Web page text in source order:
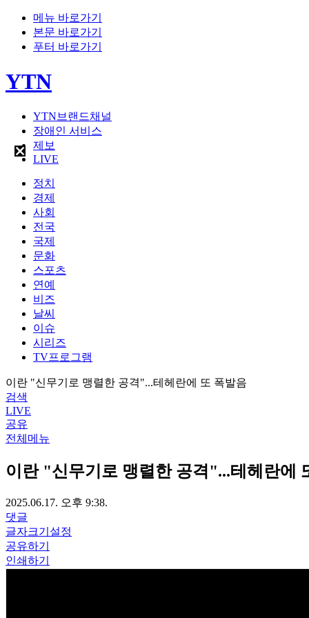
메뉴 바로가기
본문 바로가기
푸터 바로가기
YTN
YTN브랜드채널
장애인 서비스
제보
LIVE
정치
경제
사회
전국
국제
문화
스포츠
연예
비즈
날씨
이슈
시리즈
TV프로그램
이란 "신무기로 맹렬한 공격"...테헤란에 또 폭발음
검색
LIVE
공유
전체메뉴
이란 "신무기로 맹렬한 공격"...테헤란에
2025.06.17. 오후 9:38.
댓글
글자크기설정
공유하기
인쇄하기